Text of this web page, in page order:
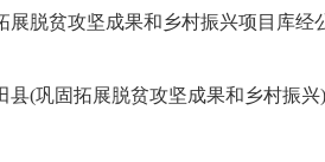
脱贫攻坚成果和乡村振兴项目库经
(巩固拓展脱贫攻坚成果和乡村振兴